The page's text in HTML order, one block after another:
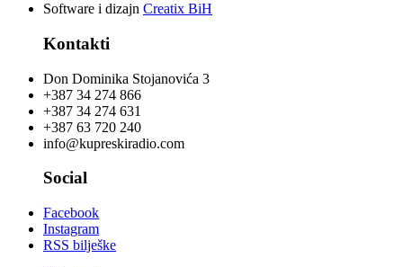
Software i dizajn Creatix BiH
Kontakti
Don Dominika Stojanovića 3
+387 34 274 866
+387 34 274 631
+387 63 720 240
info@kupreskiradio.com
Social
Facebook
Instagram
RSS bilješke